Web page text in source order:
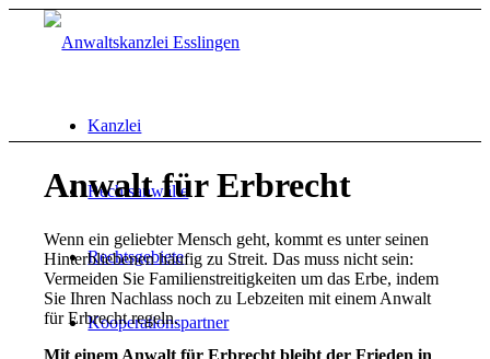
Kanzlei
Rechtsanwälte
Rechtsgebiete
Kooperationspartner
Anwalt für Erbrecht
Wenn ein geliebter Mensch geht, kommt es unter seinen
Hinterbliebenen häufig zu Streit. Das muss nicht sein:
Vermeiden Sie Familienstreitigkeiten um das Erbe, indem
Sie Ihren Nachlass noch zu Lebzeiten mit einem Anwalt
für Erbrecht regeln.
Mit einem Anwalt für Erbrecht bleibt der Frieden in